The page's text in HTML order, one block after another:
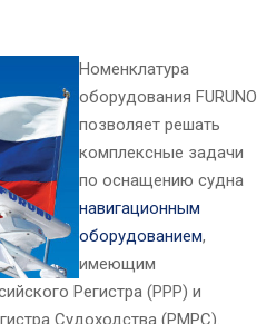
Номенклатура
оборудования FURUNO
позволяет решать
комплексные задачи
по оснащению судна
навигационным
оборудованием,
имеющим
Регистра (РРР) и
Судоходства (РМРС).